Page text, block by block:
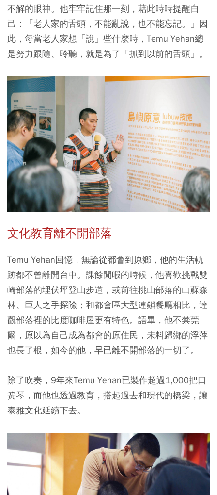
不解的眼神。他牢牢記住那一刻，藉此時時提醒自
己：「老人家的舌頭，不能亂說，也不能忘記。」因
此，每當老人家想「說」些什麼時，Temu Yehan總
是努力跟隨、聆聽，就是為了「抓到以前的舌頭」。
文化教育離不開部落
Temu Yehan回憶，無論從都會到原鄉，他的生活軌
跡都不曾離開台中。課餘閒暇的時候，他喜歡挑戰雙
崎部落的埋伏坪登山步道，或前往桃山部落的山蘇森
林、巨人之手探險；和都會區大型連鎖餐廳相比，達
觀部落裡的比度咖啡屋更有特色。語畢，他不禁莞
爾，原以為自己成為都會的原住民，未料歸鄉的浮萍
也長了根，如今的他，早已離不開部落的一切了。
除了吹奏，9年來Temu Yehan已製作超過1,000把口
簧琴，而他也透過教育，搭起過去和現代的橋梁，讓
泰雅文化延續下去。